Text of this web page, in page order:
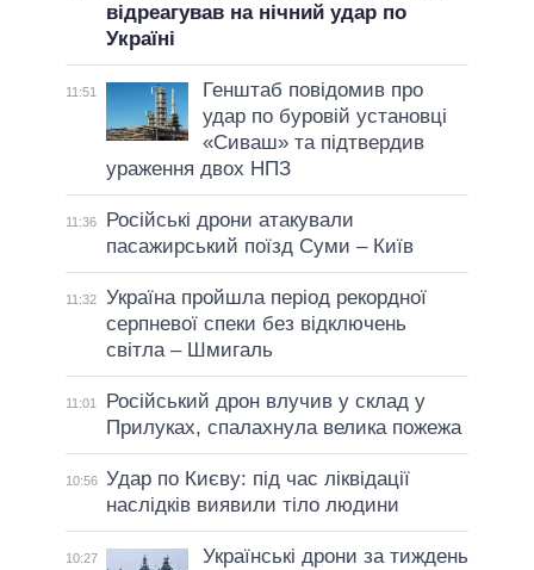
відреагував на нічний удар по
Україні
11:51
Генштаб повідомив про
удар по буровій установці
«Сиваш» та підтвердив
ураження двох НПЗ
11:36
Російські дрони атакували
пасажирський поїзд Суми – Київ
11:32
Україна пройшла період рекордної
серпневої спеки без відключень
світла – Шмигаль
11:01
Російський дрон влучив у склад у
Прилуках, спалахнула велика пожежа
10:56 Удар по Києву: під час ліквідації
наслідків виявили тіло людини
10:27
Українські дрони за тиждень